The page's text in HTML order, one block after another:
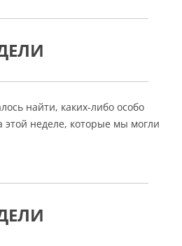
найти, каких-либо особо
этой неделе, которые мы могли